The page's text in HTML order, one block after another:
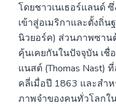
โดยชาวเนเธอร์แลนด์
เข้าสู่อเมริกาและตั้งถิ่
นิวยอร์ค) ส่วนภาพซาน
คุ้นเคยกันในปัจจุบัน เชื่
แนสต์ (Thomas Nast)
คลี่เมื่อปี 1863 และสำ
ภาพจำของคนทั่วโลก